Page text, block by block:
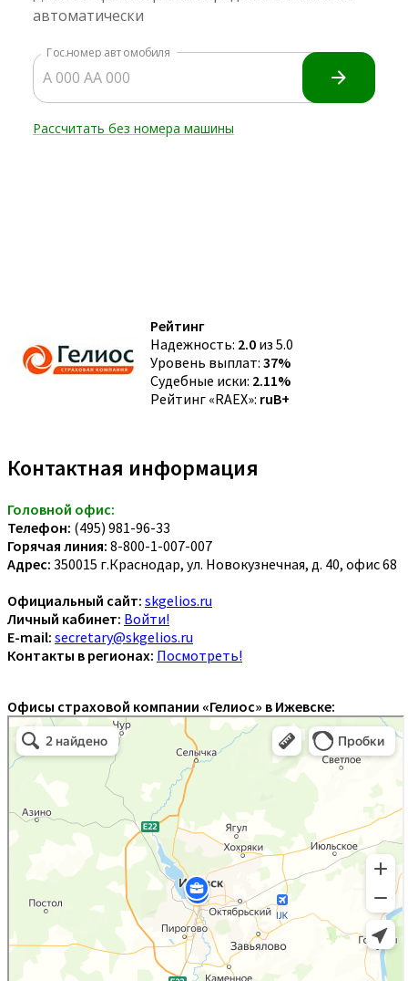
Рейтинг
Надежность: 2.0 из 5.0
Уровень выплат: 37%
Судебные иски: 2.11%
Рейтинг «RAEX»: ruB+
Контактная информация
Головной офис:
Телефон: (495) 981-96-33
Горячая линия: 8-800-1-007-007
Адрес: 350015 г.Краснодар, ул. Новокузнечная, д. 40, офис 68
Официальный сайт: skgelios.ru
Личный кабинет: Войти!
E-mail: secretary@skgelios.ru
Контакты в регионах: Посмотреть!
Офисы страховой компании «Гелиос» в Ижевске: